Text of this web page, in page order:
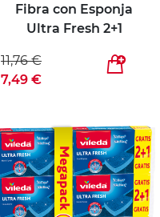
Fibra con Esponja
Ultra Fresh 2+1
11,76 €
7,49 €